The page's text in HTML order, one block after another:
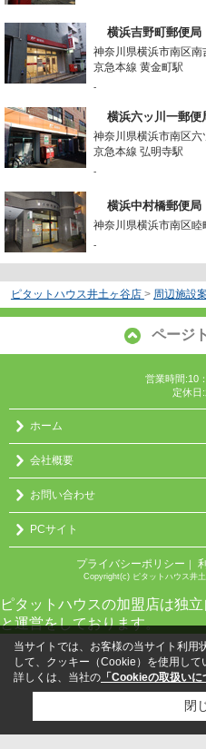
横浜吉野町郵便局
神奈川県横浜市南区南
京急本線 黄金町駅
-
横浜六ッ川一郵便
神奈川県横浜市南区六
京急本線 弘明寺駅
-
横浜中村橋郵便局
神奈川県横浜市南区睦
-
ピタットハウス井土ヶ谷店 > 周辺施設
ページ
営業時間:10
定休日
ホーム
会社概要
お問い合わせ
PCサイト
プライバシーポリシー ｜
Copyright(c) ピタットハウス井
ピタットハウスの加盟店は独
と運営をしております。
当サイトでは、お客様の当サイト利用
して、クッキー（Cookie）を使用して
詳しくは、当社の 「Cookieの取扱いに
閉